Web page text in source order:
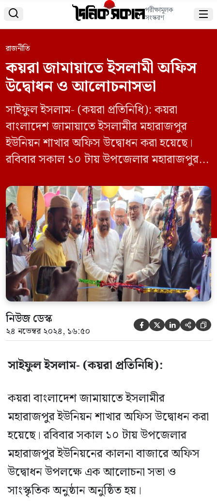
 পরীক্ষামূলক
সংস্করণ 
রাজনীতি
কয়রা জামায়াতে ইসলামী অফিস
উদ্বোধন ও আলোচনাসভা
সাইফুল ইসলাম- (কয়রা প্রতিনিধি): কয়রা
বাংলাদেশ জামায়াতে ইসলামীর মহারাজপুর
ইউনিয়ন শাখার অফিস উদ্বোধন করা হয়েছে।
রবিবার সকাল ১০ টায় উপজেলার মহারাজপুর
উপলক্ষে এক আলোচনা সভা ও সাংস্কৃতিক
অনুষ্ঠান অনুষ্ঠিত হয়। উদ্বোধনী অনুষ্ঠানে
ইউনিয়ন আমীর মাওলানা আবু তাহের এর
সভাপতিত্বে ও ইউনিয়ন সহকারী সেক্রেটারি জি,
এম,মোনায়েম হোসেনের সঞ্চালনায় প্রধান
অতিথি হিসেবে […]
নিউজ ডেস্ক
২৪ নভেম্বর ২০২৪, ১৬:৫০     
সাইফুল ইসলাম- (কয়রা প্রতিনিধি):
কয়রা বাংলাদেশ জামায়াতে ইসলামীর
মহারাজপুর ইউনিয়ন শাখার অফিস উদ্বোধন করা
হয়েছে। রবিবার সকাল ১০ টায় উপজেলার
মহারাজপুর ইউনিয়নের কালনা বাজারে অফিস
উদ্বোধন উপলক্ষে এক আলোচনা সভা ও
সাংস্কৃতিক অনুষ্ঠান অনুষ্ঠিত হয়।